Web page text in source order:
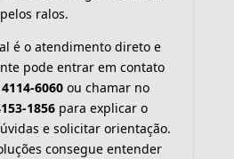
pelos ralos.
é o atendimento direto e
pode entrar em contato
4114-6060ou chamar no
1856para explicar o
e solicitar orientação.
consegue entender